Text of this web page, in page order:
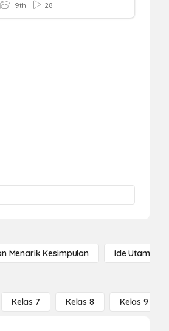
9th 28
Menarik Kesimpulan Ide Utama
Kelas 7 Kelas 8 Kelas 9